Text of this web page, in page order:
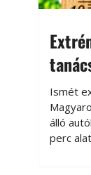
Ismét
álló
perc